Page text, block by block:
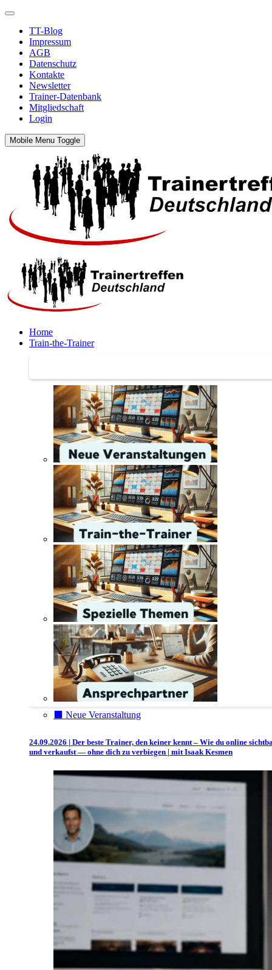
TT-Blog
Impressum
AGB
Datenschutz
Kontakte
Newsletter
Trainer-Datenbank
Mitgliedschaft
Login
Mobile Menu Toggle
Home
Train-the-Trainer
⬛️ Neue Veranstaltung
24.09.2026 | Der beste Trainer, den keiner kennt – Wie du online
und verkaufst — ohne dich zu verbiegen | mit Isaak Kesmen